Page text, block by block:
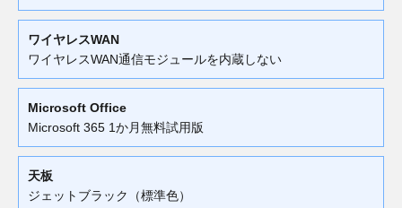
ワイヤレスWAN
ワイヤレスWAN通信モジュールを内蔵しない
Microsoft Office
Microsoft 365 1か月無料試用版
天板
ジェットブラック（標準色）